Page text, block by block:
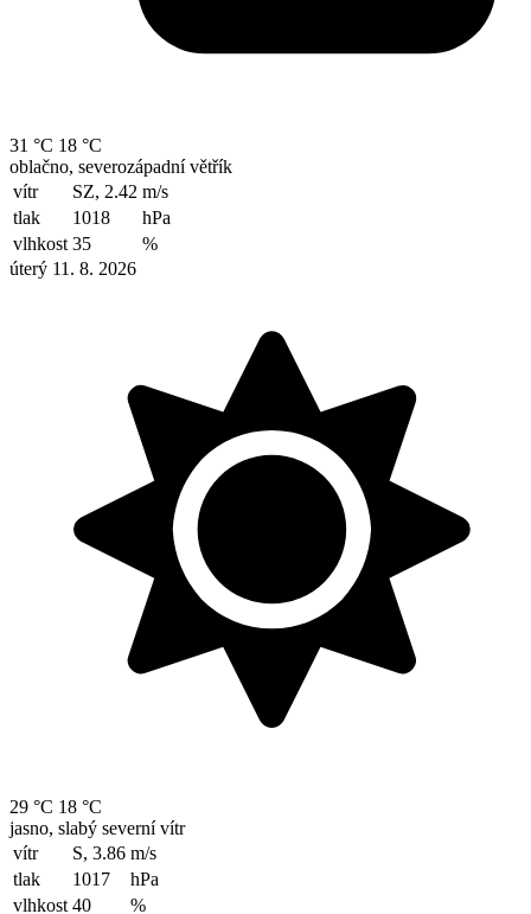
31 °C 18 °C
oblačno, severozápadní větřík
vítr
SZ, 2.42 m/s
tlak
1018
hPa
vlhkost 35
%
úterý 11. 8. 2026
29 °C 18 °C
jasno, slabý severní vítr
vítr
S, 3.86 m/s
tlak
1017
hPa
vlhkost 40 %